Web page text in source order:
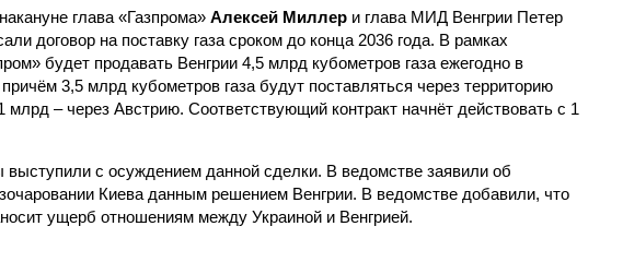
глава «Газпрома» Алексей Миллери глава МИД Венгрии Петер
договор на поставку газа сроком до конца 2036 года. В рамках
будет продавать Венгрии 4,5 млрд кубометров газа ежегодно в
3,5 млрд кубометров газа будут поставляться через территорию
– через Австрию. Соответствующий контракт начнёт действовать с 1
с осуждением данной сделки. В ведомстве заявили об
Киева данным решением Венгрии. В ведомстве добавили, что
ущерб отношениям между Украиной и Венгрией.